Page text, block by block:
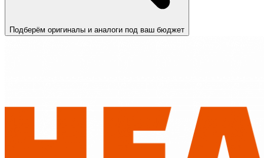
Подберём оригиналы и аналоги под ваш бюджет